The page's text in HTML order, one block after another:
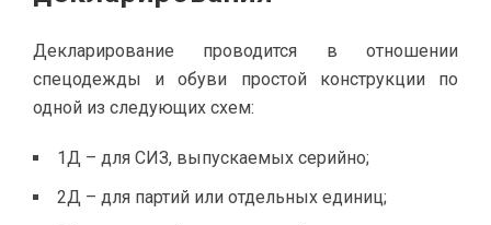
Декларирование проводится в отношении
спецодежды и обуви простой конструкции по
одной из следующих схем:
1Д – для СИЗ, выпускаемых серийно;
2Д – для партий или отдельных единиц;